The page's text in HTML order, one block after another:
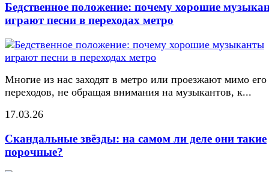
Бедственное положение: почему хорошие
играют песни в переходах метро
Многие из нас заходят в метро или проезжают мимо его
переходов, не обращая внимания на музыкантов, к...
17.03.26
Скандальные звёзды: на самом ли деле они такие
порочные?